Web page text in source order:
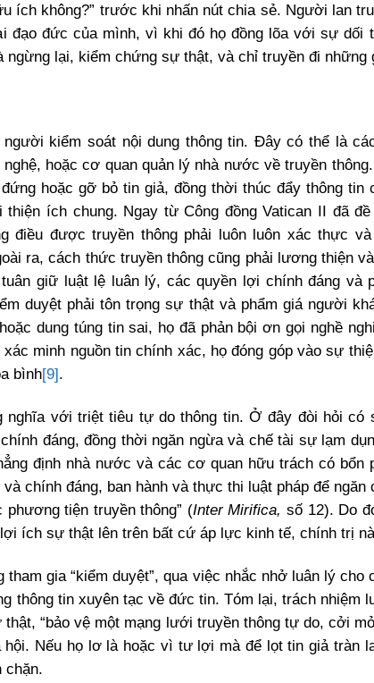
ích không?” trước khi nhấn nút chia sẻ. Người lan
đạo đức của mình, vì khi đó họ đồng lõa với sự dối
ngừng lại, kiểm chứng sự thật, và chỉ truyền đi
kiểm soát nội dung thông tin. Đây có thể là
hoặc cơ quan quản lý nhà nước về truyền
hoặc gỡ bỏ tin giả, đồng thời thúc đẩy thông tin
ích chung. Ngay từ Công đồng Vatican II đã
điều được truyền thông phải luôn luôn xác thực
ra, cách thức truyền thông cũng phải lương thiện
giữ luật lệ luân lý, các quyền lợi chính đáng và
duyệt phải tôn trọng sự thật và phẩm giá người
dung túng tin sai, họ đã phản bội ơn gọi nghề
minh nguồn tin chính xác, họ đóng góp vào sự
bình[9] .
nghĩa với triệt tiêu tự do thông tin. Ở đây đòi hỏi
đáng, đồng thời ngăn ngừa và chế tài sự lạm
định nhà nước và các cơ quan hữu trách có bổn
chính đáng, ban hành và thực thi luật pháp để ngăn
tiện truyền thông” (Inter Mirifica, số 12). Do
ích sự thật lên trên bất cứ áp lực kinh tế, chính trị
gia “kiểm duyệt”, qua việc nhắc nhở luân lý
thông tin xuyên tạc về đức tin. Tóm lại, trách nhiệm
“bảo vệ một mạng lưới truyền thông tự do, cởi
Nếu họ lơ là hoặc vì tư lợi mà để lọt tin giả tràn
chặn.